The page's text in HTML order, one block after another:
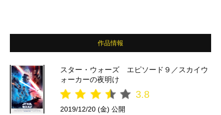
作品情報
スター・ウォーズ エピソード９／スカイウ
ォーカーの夜明け
3.8
2019/12/20 (金) 公開